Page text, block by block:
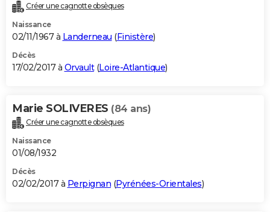
Créer une cagnotte obsèques
Naissance
02/11/1967 à Landerneau (Finistère)
Décès
17/02/2017 à Orvault(Loire-Atlantique)
Marie SOLIVERES (84 ans)
Créer une cagnotte obsèques
Naissance
01/08/1932
Décès
02/02/2017 à Perpignan (Pyrénées-Orientales)